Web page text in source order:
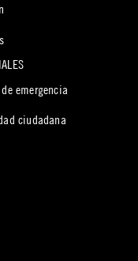
emergencia
ciudadana